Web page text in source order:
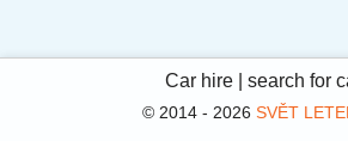
Car hire | search for
© 2014 - 2026 SVĚT